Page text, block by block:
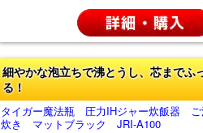
細やかな泡立ちで沸とうし、芯までふ
る！
タイガー魔法瓶 圧力IHジャー炊飯器
炊き マットブラック JRI-A100